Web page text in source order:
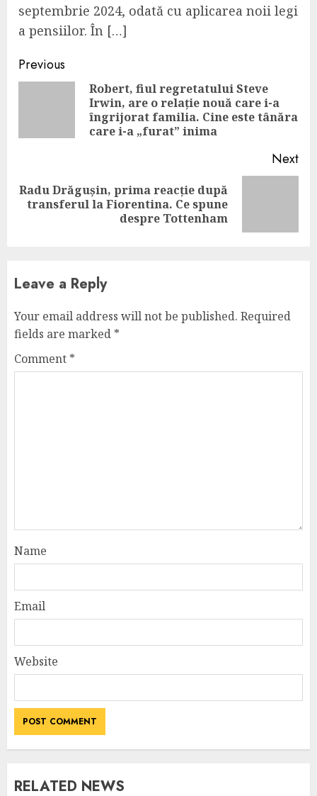
septembrie 2024, odată cu aplicarea noii legi
a pensiilor. În […]
Continue
Reading
Previous
Robert, fiul regretatului Steve
Irwin, are o relație nouă care i-a
îngrijorat familia. Cine este tânăra
care i-a „furat” inima
Next
Next
Radu Drăgușin, prima reacție după
transferul la Fiorentina. Ce spune
despre Tottenham
Leave a Reply
Your email address will not be published. Required
fields are marked *
Comment *
Name
Email
Website
RELATED NEWS